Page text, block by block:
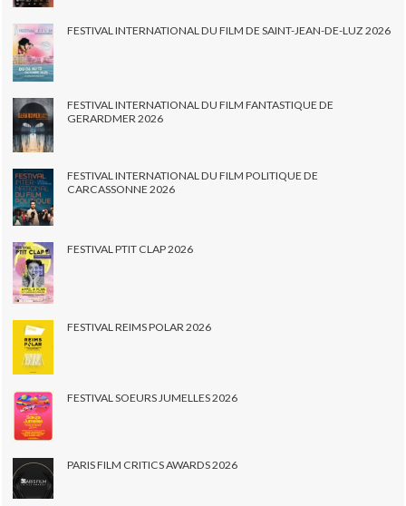
FESTIVAL INTERNATIONAL DU FILM DE SAINT-JEAN-DE-LUZ 2026
FESTIVAL INTERNATIONAL DU FILM FANTASTIQUE DE
GERARDMER 2026
FESTIVAL INTERNATIONAL DU FILM POLITIQUE DE
CARCASSONNE 2026
FESTIVAL PTIT CLAP 2026
FESTIVAL REIMS POLAR 2026
FESTIVAL SOEURS JUMELLES 2026
PARIS FILM CRITICS AWARDS 2026